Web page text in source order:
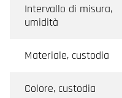
Intervallo di misura,
umidità
Materiale, custodia
Colore, custodia